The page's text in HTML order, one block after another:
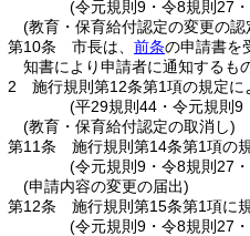
(令元規則9・令8規則27
(教育・保育給付認定の変更の認
第10条
市長は、 前条の申請書を
知書により申請者に通知するも
2
施行規則第12条第1項の規定に
(平29規則44・令元規則9
(教育・保育給付認定の取消し)
第11条
施行規則第14条第1項の
(令元規則9・令8規則27
(申請内容の変更の届出)
第12条
施行規則第15条第1項に
(令元規則9・令8規則27